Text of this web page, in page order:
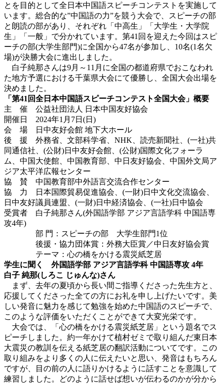
とを目的として全日本中国語スピーチコンテストを実施して
います。総合的な”中国語の力”を競う大会で、スピーチの部
と朗読の部があり、それぞれ「中高生」「大学生・大学院
生」「一般」で分かれています。第41回を迎えた今回はスピ
ーチの部(大学生部門)に全国から47名が参加し、10名(1名欠
場)が決勝大会に進出しました。
白子純那さんは9月～11月に全国の都道府県でおこなわれ
た地方予選における千葉県大会にて優勝し、全国大会出場を
決めました。
「第41回全日本中国語スピーチコンテスト全国大会」概要
主 催 公益社団法人 日本中国友好協会
開催日 2024年1月7日(日)
会 場 日中友好会館 地下大ホール
後 援 外務省、文部科学省、NHK、読売新聞社、(一社)共
同通信社、(公財)日中友好会館、(公財)国際文化フォーラ
ム、中国大使館、中国教育部、中日友好協会、中国外文局ア
ジア太平洋広報センター
協 賛 中国教育部中外語言交流合作センター
協 力 日本国際貿易促進協会、(一財)日中文化交流協会、
日中友好議員連盟、(一財)日中経済協会、(一社)日中協会
受賞者 白子純那さん(外国語学部 アジア言語学科 中国語専
攻4年)
部 門：スピーチの部 大学生部門1位
後援・協力団体賞：外務大臣賞／中日友好協会賞
テーマ：心の橋をかける震災紙芝居
学生に聞く 外国語学部 アジア言語学科 中国語専攻 4年
白子 純那(しろこ じゅんな)さん
まず、去年の夏頃から長い間ご指導くださった先生方と、
応援してくださった全ての方にお礼を申し上げたいです。美
しい発音に魅力を感じて勉強を始めた中国語のスピーチで、
このような評価をいただくことができて大変光栄です。
大会では、「心の橋をかける震災紙芝居」という題名でス
ピーチしました。約一年かけて植村ゼミで取り組んだ東日本
大震災の教訓を伝える紙芝居の翻訳活動についてです。この
取り組みをより多くの人に伝えたいと思い、発音はもちろん
ですが、目の前の人に語りかけるように話すことを意識して
練習しました。どのように話せば想いが伝わるのかが分から